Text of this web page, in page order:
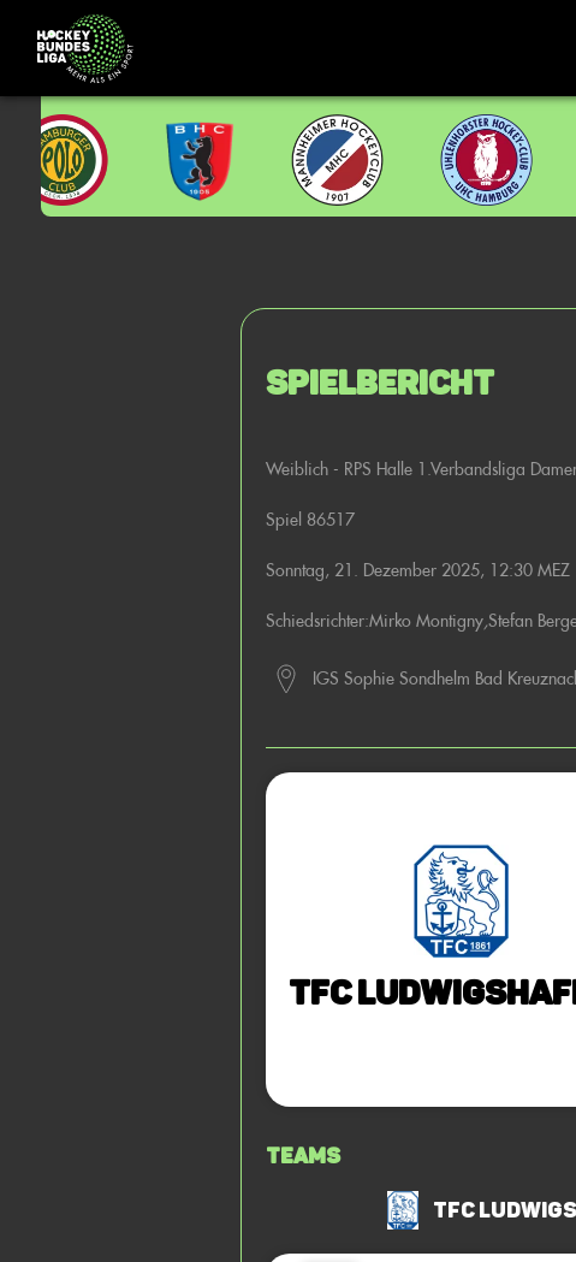
Spielbericht
Weiblich - RPS Halle 1.Verbandsliga
Spiel 86517
Sonntag, 21. Dezember 2025, 12:30 MEZ
Schiedsrichter:Mirko Montigny,Stefan
IGS Sophie Sondhelm Bad
TFC
Teams
TFC